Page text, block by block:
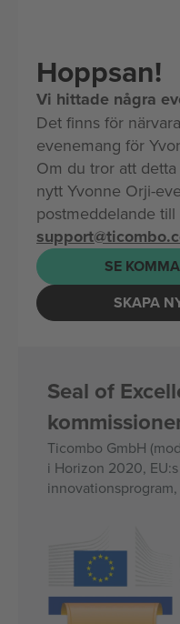
Hoppsan!
Vi hittade några
Det finns för
evenemang för
Om du tror att
nytt Yvonne Orji-
postmeddelande till
SE
SKAPA
Seal of
Ticombo GmbH
i Horizon 2020,